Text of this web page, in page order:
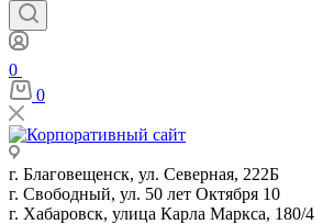
0
0
г. Благовещенск, ул. Северная, 222Б
г. Свободный, ул. 50 лет Октября 10
г. Хабаровск, улица Карла Маркса, 180/4